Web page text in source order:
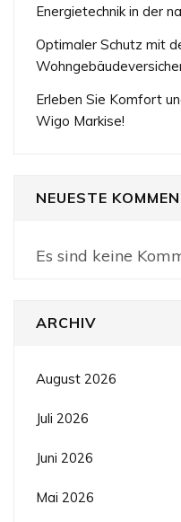
Energietechnik in der
Optimaler Schutz mit
Erleben Sie Komfort
Wigo Markise!
NEUESTE
Es sind keine
ARCHIV
August 2026
Juli 2026
Juni 2026
Mai 2026